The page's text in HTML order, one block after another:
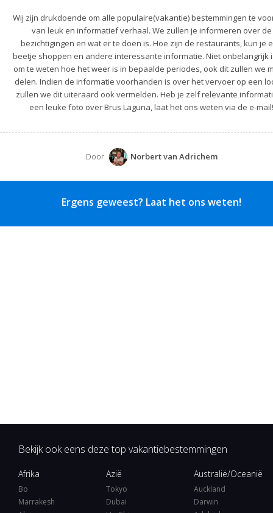
Wij zijn drukdoende om alle populaire(vakantie) bestemmingen te
van leuk en informatief verhaal. We zullen je informeren over de
bezichtigingen en wat er te doen is. Hoe zijn de restaurants, kun je
beetje shoppen en andere interessante informatie. Niet onbelangrijk
om te weten hoe het weer is in bepaalde periodes, ook dit zullen we
delen. Indien de informatie voorhanden is over het vervoer op een
zullen we dit uiteraard ook vermelden. Heb je zelf relevante
een leuke foto over Brus Laguna, laat het ons weten via de e-mail!
Door Norbert van Adrichem
Ergens geweest? Laat het ons weten!
Bekijk ook eens deze top vakantiebestemmingen
Afrika
Bo
Marrakesh
Azië
Tokyo
Dubai
Australië/Oceanië
Auckland
Darwin